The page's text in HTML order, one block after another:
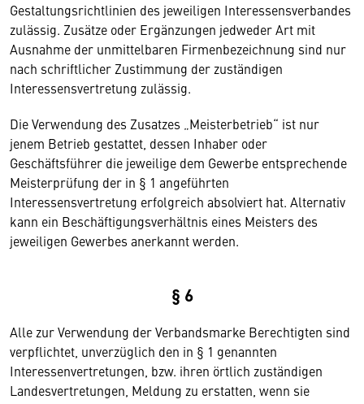
Gestaltungsrichtlinien des jeweiligen Interessensverbandes
zulässig. Zusätze oder Ergänzungen jedweder Art mit
Ausnahme der unmittelbaren Firmenbezeichnung sind nur
nach schriftlicher Zustimmung der zuständigen
Interessensvertretung zulässig.
Die Verwendung des Zusatzes „Meisterbetrieb“ ist nur
jenem Betrieb gestattet, dessen Inhaber oder
Geschäftsführer die jeweilige dem Gewerbe entsprechende
Meisterprüfung der in § 1 angeführten
Interessensvertretung erfolgreich absolviert hat. Alternativ
kann ein Beschäftigungsverhältnis eines Meisters des
jeweiligen Gewerbes anerkannt werden.
§ 6
Alle zur Verwendung der Verbandsmarke Berechtigten sind
verpflichtet, unverzüglich den in § 1 genannten
Interessenvertretungen, bzw. ihren örtlich zuständigen
Landesvertretungen, Meldung zu erstatten, wenn sie